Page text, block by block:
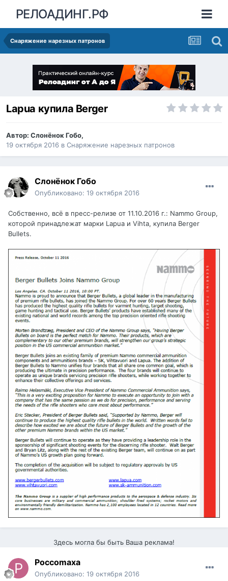
РЕЛОАДИНГ.РФ
Снаряжение нарезных патронов
Lapua купила Berger
Автор: Слонёнок Гобо,
19 октября 2016 в Снаряжение нарезных патронов
Слонёнок Гобо
Опубликовано: 19 октября 2016
Собственно, всё в пресс-релизе от 11.10.2016 г.: Nammo Group,
которой принадлежат марки Lapua и Vihta, купила Berger
Bullets.
Здесь могла бы быть Ваша реклама!
Poccomaxa
Опубликовано: 19 октября 2016